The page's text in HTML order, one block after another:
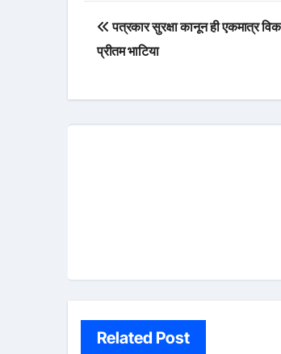
Post
navigation
पत्रकार सुरक्षा कानून ही एकमात्र
प्रीतम भाटिया
Related Post